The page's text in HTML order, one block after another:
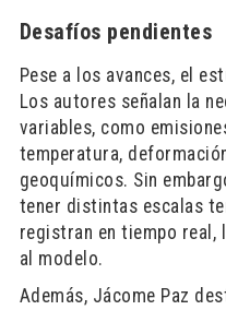
Desafíos pendientes
Pese a los avances, el
Los autores señalan la
variables, como
temperatura,
geoquímicos. Sin
tener distintas escalas
registran en tiempo real,
al modelo.
Además, Jácome Paz